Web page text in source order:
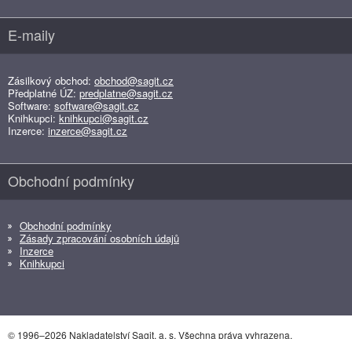
E-maily
Zásilkový obchod: obchod@sagit.cz
Předplatné ÚZ: predplatne@sagit.cz
Software: software@sagit.cz
Knihkupci: knihkupci@sagit.cz
Inzerce: inzerce@sagit.cz
Obchodní podmínky
Obchodní podmínky
Zásady zpracování osobních údajů
Inzerce
Knihkupci
© 1996–2026 Nakladatelství Sagit, a. s. Všechna práva vyhrazena.